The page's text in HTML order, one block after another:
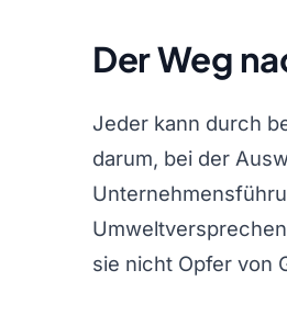
Der Weg
Jeder kann durch
darum, bei der
sie nicht Opfer von